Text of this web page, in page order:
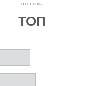
отстъпка
ТОП